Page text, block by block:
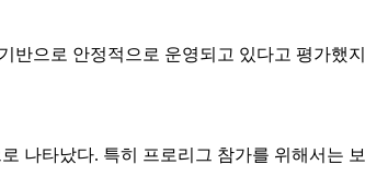
반으로 안정적으로 운영되고 있다고 평가했지
나타났다. 특히 프로리그 참가를 위해서는 보